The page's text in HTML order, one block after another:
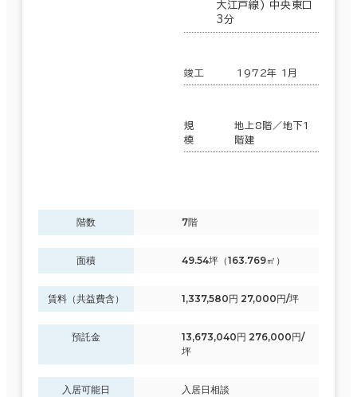
大江戸線) 中央東口
3分
竣工 1972年 1月
規
模
地上8階／地下1
階建
階数 7階
面積 49.54坪（163.769㎡）
賃料（共益費含） 1,337,580円 27,000円/坪
預託金
13,673,040円 276,000円/
坪
入居可能日 入居日相談
5年以内
20年以内 30年以内
階数
1階
制震・免震構造